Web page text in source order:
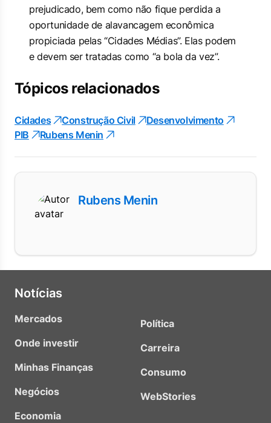
prejudicado, bem como não fique perdida a
oportunidade de alavancagem econômica
propiciada pelas “Cidades Médias”. Elas podem
e devem ser tratadas como “a bola da vez”.
Tópicos relacionados
Cidades Construção Civil
Desenvolvimento
PIB
Rubens Menin
Rubens Menin
Notícias
Mercados
Onde investir
Minhas Finanças
Negócios
Economia
Política
Carreira
Consumo
WebStories